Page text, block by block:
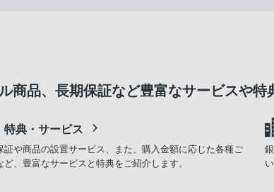
品、長期保証など豊富なサービスや特
特典・サービス
証や商品の設置サービス、また、購入金額に応じた各種ご
ど、豊富なサービスと特典をご紹介します。